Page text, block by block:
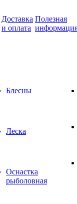
Доставка
и оплата
Полезная
Блесны
Леска
Оснастка
рыболовная